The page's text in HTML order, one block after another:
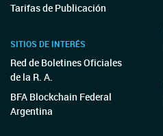
Tarifas de Publicación
SITIOS DE INTERÉS
Red de Boletines Oficiales
de la R. A.
BFA Blockchain Federal
Argentina